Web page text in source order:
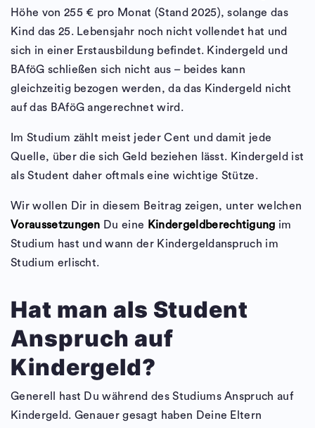
Höhe von 255 € pro Monat (Stand 2025), solange das
Kind das 25. Lebensjahr noch nicht vollendet hat und
sich in einer Erstausbildung befindet. Kindergeld und
BAföG schließen sich nicht aus – beides kann
gleichzeitig bezogen werden, da das Kindergeld nicht
auf das BAföG angerechnet wird.
Im Studium zählt meist jeder Cent und damit jede
Quelle, über die sich Geld beziehen lässt. Kindergeld ist
als Student daher oftmals eine wichtige Stütze.
Wir wollen Dir in diesem Beitrag zeigen, unter welchen
Voraussetzungen Du eine Kindergeldberechtigung im
Studium hast und wann der Kindergeldanspruch im
Studium erlischt.
Hat man als Student
Anspruch auf
Kindergeld?
Generell hast Du während des Studiums Anspruch auf
Kindergeld. Genauer gesagt haben Deine Eltern